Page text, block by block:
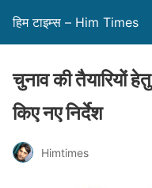
हिम टाइम्स – Him Times
चुनाव की तैयारियों
किए नए निर्देश
Himtimes